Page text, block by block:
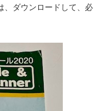
、ダウンロードして、必